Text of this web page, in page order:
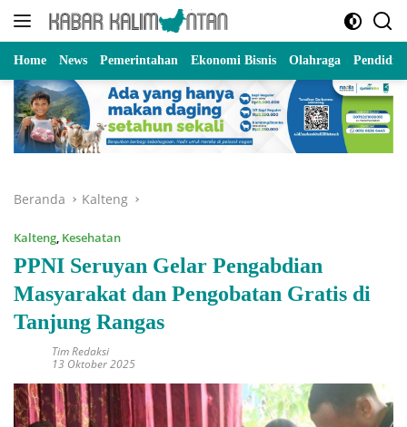
Langsung
Home News Pemerintahan Ekonomi Bisnis Olahraga
Beranda Kalteng
Kalteng, Kesehatan
PPNI Seruyan Gelar Pengabdian
Masyarakat dan Pengobatan Gratis di
Tanjung Rangas
Tim Redaksi
13 Oktober 2025